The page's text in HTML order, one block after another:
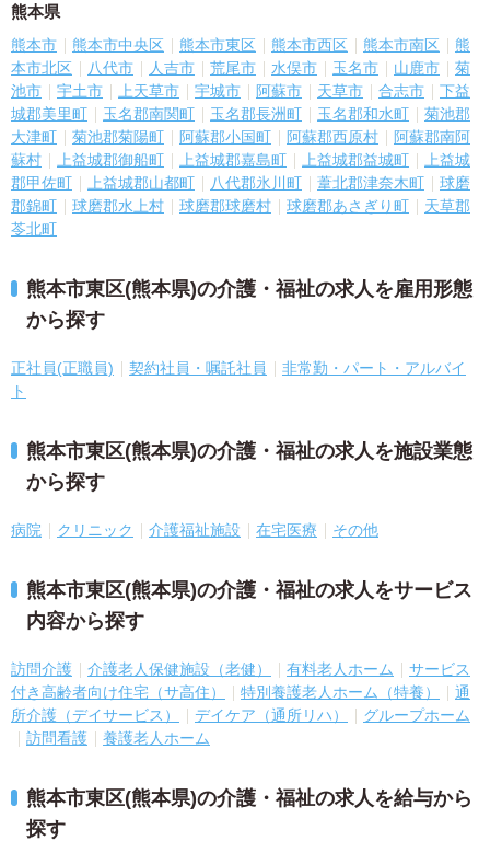
熊本県
熊本市 熊本市中央区 熊本市東区 熊本市西区 熊本市南区
熊
本市北区
八代市 人吉市 荒尾市 水俣市 玉名市 山鹿市
菊
池市
宇土市 上天草市 宇城市 阿蘇市 天草市 合志市
下益
城郡美里町
玉名郡南関町 玉名郡長洲町 玉名郡和水町
菊池郡
大津町
菊池郡菊陽町 阿蘇郡小国町 阿蘇郡西原村
阿蘇郡南阿
蘇村
上益城郡御船町 上益城郡嘉島町 上益城郡益城町
上益城
郡甲佐町
上益城郡山都町 八代郡氷川町 葦北郡津奈木町
球磨
郡錦町
球磨郡水上村 球磨郡球磨村 球磨郡あさぎり町
天草郡
苓北町
熊本市東区(熊本県)の介護・福祉の求人を雇用形態
から探す
正社員(正職員) 契約社員・嘱託社員
非常勤・パート・アルバイ
ト
熊本市東区(熊本県)の介護・福祉の求人を施設業態
から探す
病院 クリニック 介護福祉施設 在宅医療 その他
熊本市東区(熊本県)の介護・福祉の求人をサービス
内容から探す
訪問介護 介護老人保健施設（老健） 有料老人ホーム
サービス
付き高齢者向け住宅（サ高住）
特別養護老人ホーム（特養）
通
所介護（デイサービス）
デイケア（通所リハ）
グループホーム
訪問看護
養護老人ホーム
熊本市東区(熊本県)の介護・福祉の求人を給与から
探す